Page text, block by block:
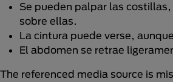
Se pueden palpar las
sobre ellas.
La cintura puede verse,
El abdomen se retrae
The referenced media source is